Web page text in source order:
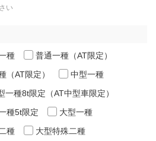
い
種
普通一種（AT限定）
（AT限定）
中型一種
一種8t限定（AT中型車限定）
種5t限定
大型一種
種
大型特殊二種